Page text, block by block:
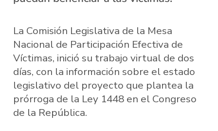
La Comisión Legislativa de la Mesa
Nacional de Participación Efectiva de
Víctimas, inició su trabajo virtual de dos
días, con la información sobre el estado
legislativo del proyecto que plantea la
prórroga de la Ley 1448 en el Congreso
de la República.